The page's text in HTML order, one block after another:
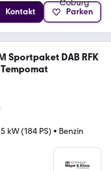
Kontakt Parken
Sportpaket DAB RFK
kW (184 PS) • Benzin